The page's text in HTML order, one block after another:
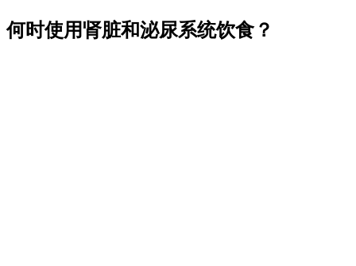
何时使用肾脏和泌尿系统饮食？